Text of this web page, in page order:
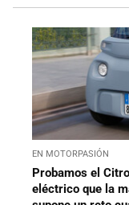
EN MOTORPASIÓN
Probamos el
eléctrico que la